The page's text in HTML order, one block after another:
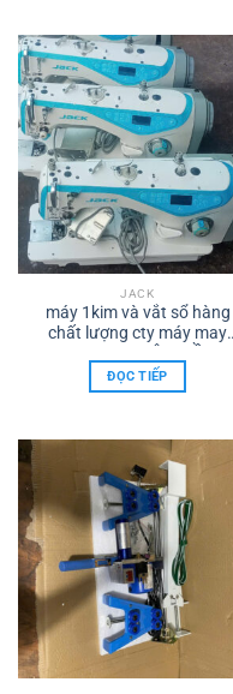
JACK
máy 1kim và vắt sổ hàng
chất lượng cty máy may
PHÁT Chuyên cho thue máy
may công nghiệp
ĐỌC TIẾP